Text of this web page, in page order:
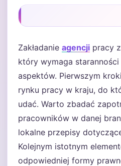
Zakładanie agencji pracy
który wymaga
aspektów. Pierwszym
rynku pracy w kraju, do
udać. Warto zbadać
pracowników w danej
lokalne przepisy
Kolejnym istotnym
odpowiedniej formy